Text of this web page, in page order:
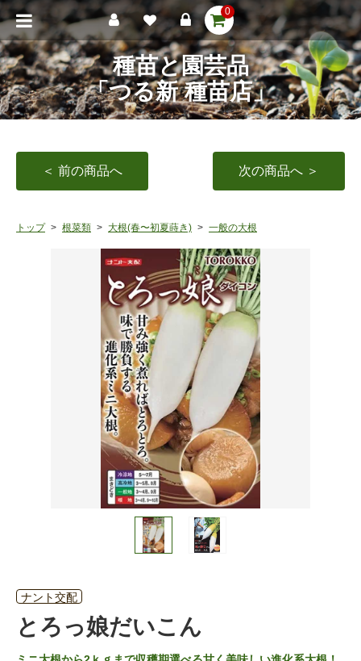
0
種苗と園芸品
「つる新 種苗店」
＜ 前の商品へ 次の商品へ ＞
トップ 根菜類 大根(春〜初夏蒔き) 一般の大根
ナント交配
とろっ娘だいこん